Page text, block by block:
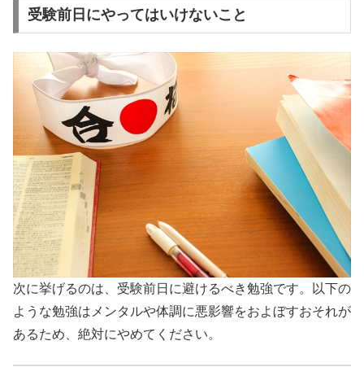
受験前日にやってはいけないこと
次に挙げるのは、受験前日に避けるべき勉強です。以下の
ような勉強はメンタルや体調に悪影響をおよぼすおそれが
あるため、絶対にやめてください。